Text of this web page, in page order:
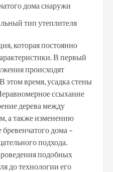
дома снаружи
тип утеплителя
которая постоянно
В первый
происходят
этом время, усадка стены
ссыхание
дерева между
а также изменению
дома –
подхода.
подобных
до технологии его